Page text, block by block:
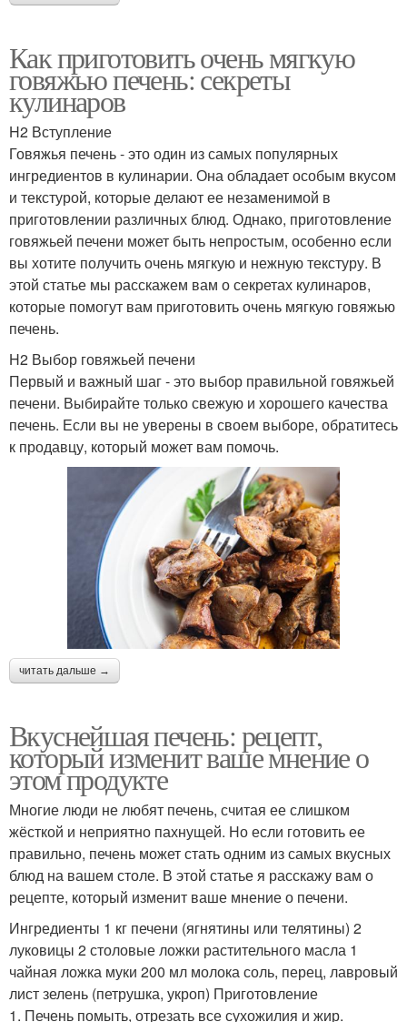
Как приготовить очень мягкую
говяжью печень: секреты
кулинаров
H2 Вступление
Говяжья печень - это один из самых популярных
ингредиентов в кулинарии. Она обладает особым вкусом
и текстурой, которые делают ее незаменимой в
приготовлении различных блюд. Однако, приготовление
говяжьей печени может быть непростым, особенно если
вы хотите получить очень мягкую и нежную текстуру. В
этой статье мы расскажем вам о секретах кулинаров,
которые помогут вам приготовить очень мягкую говяжью
печень.
H2 Выбор говяжьей печени
Первый и важный шаг - это выбор правильной говяжьей
печени. Выбирайте только свежую и хорошего качества
печень. Если вы не уверены в своем выборе, обратитесь
к продавцу, который может вам помочь.
читать дальше →
Вкуснейшая печень: рецепт,
который изменит ваше мнение о
этом продукте
Многие люди не любят печень, считая ее слишком
жёсткой и неприятно пахнущей. Но если готовить ее
правильно, печень может стать одним из самых вкусных
блюд на вашем столе. В этой статье я расскажу вам о
рецепте, который изменит ваше мнение о печени.
Ингредиенты 1 кг печени (ягнятины или телятины) 2
луковицы 2 столовые ложки растительного масла 1
чайная ложка муки 200 мл молока соль, перец, лавровый
лист зелень (петрушка, укроп) Приготовление
1. Печень помыть, отрезать все сухожилия и жир.